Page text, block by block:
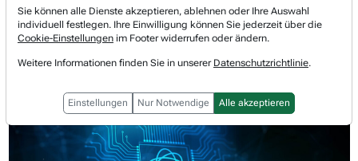
Eine neue Ära der
Computertechnologie bricht an -
Warum Quantencomputing-Aktien
jetzt erneut durchstarten!
Sie können alle Dienste akzeptieren, ablehnen oder Ihre Auswahl
individuell festlegen. Ihre Einwilligung können Sie jederzeit über die
Cookie-Einstellungen im Footer widerrufen oder ändern.
Weitere Informationen finden Sie in unserer Datenschutzrichtlinie.
Einstellungen Nur Notwendige Alle akzeptieren